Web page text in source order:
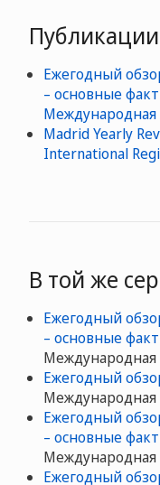
Ежегодный
– основные
Международная
Madrid Yearly
International
В той же
Ежегодный
– основные
Международная
Ежегодный
Международная
Ежегодный
– основные
Международная
Ежегодный